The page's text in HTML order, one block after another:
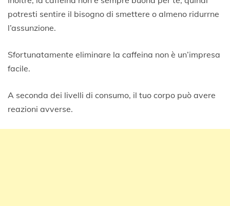
potresti sentire il bisogno di smettere o almeno ridurrne
l’assunzione.
Sfortunatamente eliminare la caffeina non è un’impresa
facile.
A seconda dei livelli di consumo, il tuo corpo può avere
reazioni avverse.